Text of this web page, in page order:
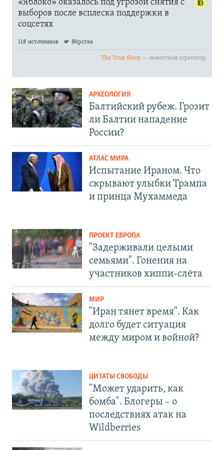
АРХЕОЛОГИЯ
Балтийский рубеж. Грозит
ли Балтии нападение
России?
АТЛАС МИРА
Испытание Ираном. Что
скрывают улыбки Трампа
и принца Мухаммеда
ПРОЕКТ ЕВРОПА
"Задерживали целыми
семьями". Гонения на
участников хиппи-слёта
МИР
"Иран тянет время". Как
долго будет ситуация
между миром и войной?
ЦИТАТЫ СВОБОДЫ
"Может ударить, как
бомба". Блогеры – о
последствиях атак на
Wildberries